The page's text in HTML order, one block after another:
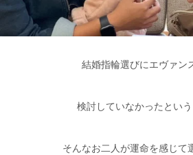
結婚指輪選びにエヴァン
検討していなかったという
そんなお二人が運命を感じて